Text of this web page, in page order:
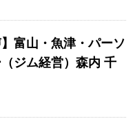
】富山・魚津・パーソ
ジム経営）森内 千